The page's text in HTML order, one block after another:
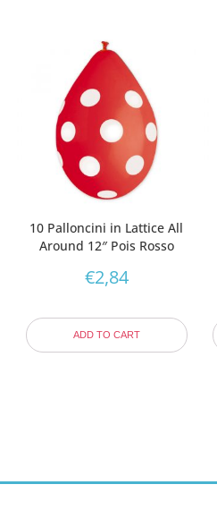
10 Palloncini in Lattice All
Around 12″ Pois Rosso
€2,84
ADD TO CART